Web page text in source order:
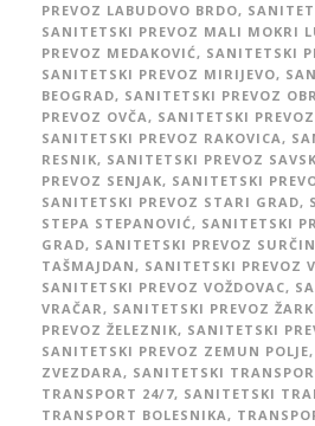
PREVOZ LABUDOVO BRDO,
SANITETSKI PREVOZ MALI MOKRI
PREVOZ MEDAKOVIĆ, SANITETSKI
SANITETSKI PREVOZ MIRIJEVO,
BEOGRAD, SANITETSKI PREVOZ
PREVOZ OVČA, SANITETSKI
SANITETSKI PREVOZ RAKOVICA,
RESNIK, SANITETSKI PREVOZ
PREVOZ SENJAK, SANITETSKI
SANITETSKI PREVOZ STARI GRAD,
STEPA STEPANOVIĆ, SANITETSKI
GRAD, SANITETSKI PREVOZ SURČIN
TAŠMAJDAN, SANITETSKI PREVOZ
SANITETSKI PREVOZ VOŽDOVAC,
VRAČAR, SANITETSKI PREVOZ
PREVOZ ŽELEZNIK, SANITETSKI
SANITETSKI PREVOZ ZEMUN POLJE,
ZVEZDARA, SANITETSKI
TRANSPORT 24/7, SANITETSKI
TRANSPORT BOLESNIKA,